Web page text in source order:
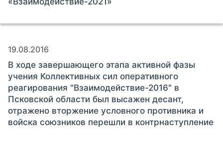
19.08.2016
В ходе завершающего этапа активной фазы
учения Коллективных сил оперативного
реагирования "Взаимодействие-2016" в
Псковской области был высажен десант,
отражено вторжение условного противника и
войска союзников перешли в контрнаступление